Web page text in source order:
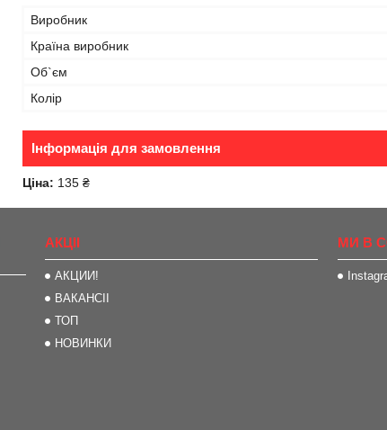
Виробник
Країна виробник
Об`єм
Колір
Інформація для замовлення
Ціна: 135 ₴
АКЦІІ
АКЦИИ!
ВАКАНСІІ
ТОП
НОВИНКИ
МИ В